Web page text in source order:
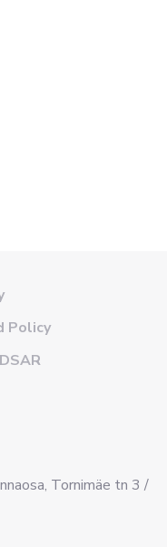
Policy
DSAR
Tornimäe tn 3 /